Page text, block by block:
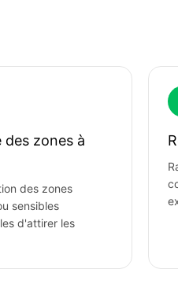
des zones à
des zones
sensibles
d'attirer les